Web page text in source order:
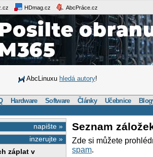
HDmag.cz AbcPráce.cz
AbcLinuxu hledá autory!
Hardware Software Články Učebnice
napište »
inzerujte »
záplat v
Seznam
Zde si můžete
spam.